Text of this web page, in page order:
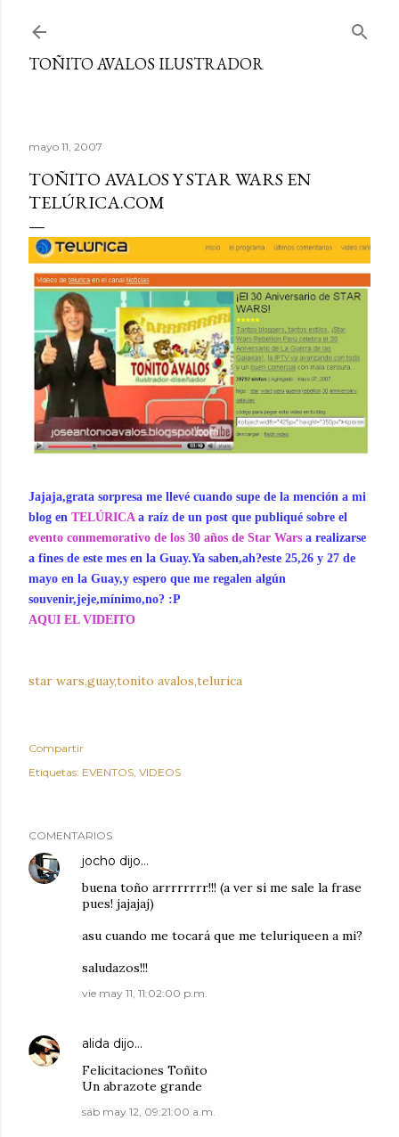
TOÑITO AVALOS ILUSTRADOR
mayo 11, 2007
TOÑITO AVALOS Y STAR WARS EN
TELÚRICA.COM
Jajaja,grata sorpresa me llevé cuando supe de la mención a mi
blog en TELÚRICA a raíz de un post que publiqué sobre el
evento conmemorativo de los 30 años de Star Wars a realizarse
a fines de este mes en la Guay.Ya saben,ah?este 25,26 y 27 de
mayo en la Guay,y espero que me regalen algún
souvenir,jeje,mínimo,no? :P
AQUI EL VIDEITO
star wars,guay,tonito avalos,telurica
Compartir
Etiquetas: EVENTOS VIDEOS
COMENTARIOS
jocho dijo…
buena toño arrrrrrrr!!! (a ver si me sale la frase
pues! jajajaj)
asu cuando me tocará que me teluriqueen a mi?
saludazos!!!
vie may 11, 11:02:00 p.m.
alida dijo…
Felicitaciones Toñito
Un abrazote grande
sáb may 12, 09:21:00 a.m.